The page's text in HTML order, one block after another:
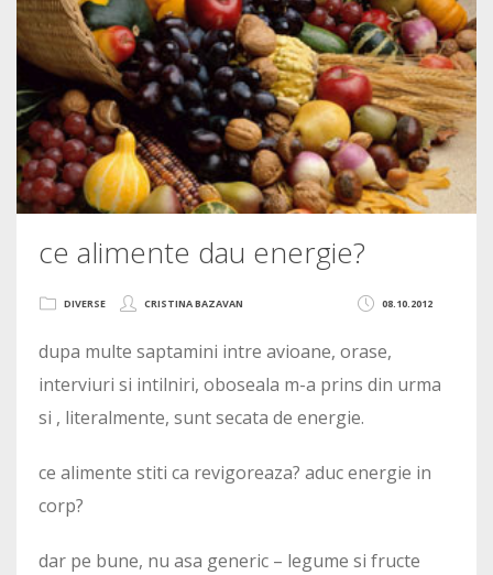
ce alimente dau energie?
08.10.2012
DIVERSE CRISTINA BAZAVAN
dupa multe saptamini intre avioane, orase,
interviuri si intilniri, oboseala m-a prins din urma
si , literalmente, sunt secata de energie.
ce alimente stiti ca revigoreaza? aduc energie in
corp?
dar pe bune, nu asa generic – legume si fructe